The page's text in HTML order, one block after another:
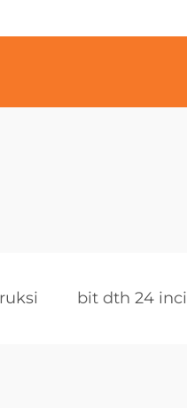
bit dth 24 inci